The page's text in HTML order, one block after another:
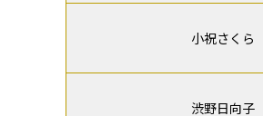
小祝さくら
渋野日向子